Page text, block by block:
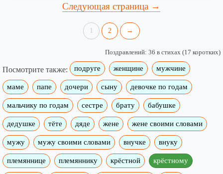
Следующая страница →
1 2 →
Поздравлений: 36 в стихах (17 коротких)
Посмотрите также: подруге женщине мужчине
маме папе дочери сыну девочке по годам
мальчику по годам сестре брату бабушке
дедушке тёте дяде жене жене своими словами
мужу мужу своими словами внучке внуку
племяннице племяннику крёстной крёстному